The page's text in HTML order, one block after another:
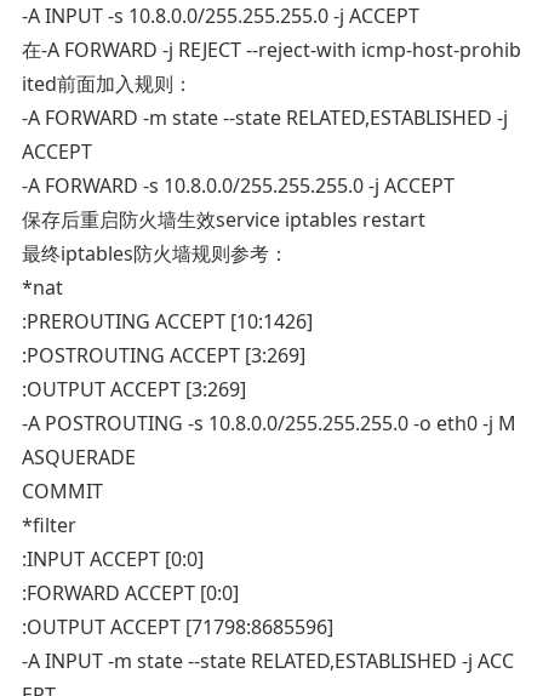
-A INPUT -s 10.8.0.0/255.255.255.0 -j ACCEPT
在-A FORWARD -j REJECT --reject-with icmp-host-prohib
ited前面加入规则：
-A FORWARD -m state --state RELATED,ESTABLISHED -j
ACCEPT
-A FORWARD -s 10.8.0.0/255.255.255.0 -j ACCEPT
保存后重启防火墙生效service iptables restart
最终iptables防火墙规则参考：
*nat
:PREROUTING ACCEPT [10:1426]
:POSTROUTING ACCEPT [3:269]
:OUTPUT ACCEPT [3:269]
-A POSTROUTING -s 10.8.0.0/255.255.255.0 -o eth0 -j M
ASQUERADE
COMMIT
*filter
:INPUT ACCEPT [0:0]
:FORWARD ACCEPT [0:0]
:OUTPUT ACCEPT [71798:8685596]
-A INPUT -m state --state RELATED,ESTABLISHED -j ACC